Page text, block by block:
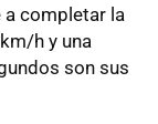
a completar la
h y una
son sus